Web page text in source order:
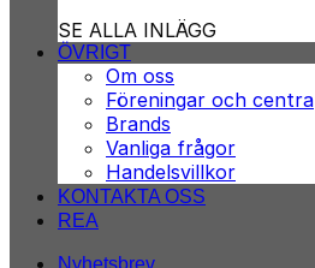
SE ALLA INLÄGG
ÖVRIGT
Om oss
Föreningar och centra
Brands
Vanliga frågor
Handelsvillkor
KONTAKTA OSS
REA
Nyhetsbrev